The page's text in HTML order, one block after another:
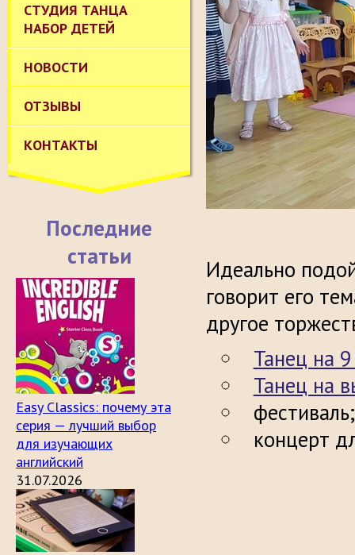
СТУДИЯ ТАНЦА
НАБОР ДЕТЕЙ
НОВОСТИ
ОТЗЫВЫ
КОНТАКТЫ
Последние
статьи
Easy Classics: почему эта
серия — лучший выбор
для изучающих
английский
31.07.2026
Идеально
говорит его
другое
Танец на
Танец на
фестиваль;
концерт